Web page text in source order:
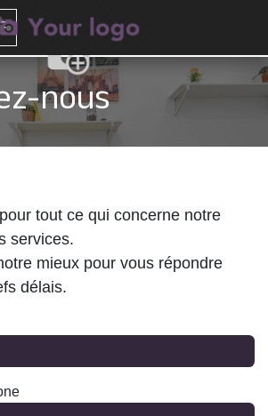
nous
tout ce qui concerne notre
services.
mieux pour vous répondre
délais.